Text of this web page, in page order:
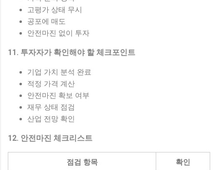
고평가 상태 무시
공포에 매도
안전마진 없이 투자
11. 투자자가 확인해야 할 체크포인트
기업 가치 분석 완료
적정 가격 계산
안전마진 확보 여부
재무 상태 점검
산업 전망 확인
12. 안전마진 체크리스트
점검 항목 확인